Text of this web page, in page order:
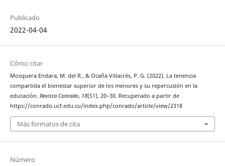
Publicado
2022-04-04
Cómo citar
Mosquera Endara, M. del R., & Ocaña Villacrés, P. G. (2022). La tenencia
compartida el bienestar superior de los menores y su repercusión en la
educación. Revista Conrado, 18(S1), 20–30. Recuperado a partir de
https://conrado.ucf.edu.cu/index.php/conrado/article/view/2318
Más formatos de cita
Número